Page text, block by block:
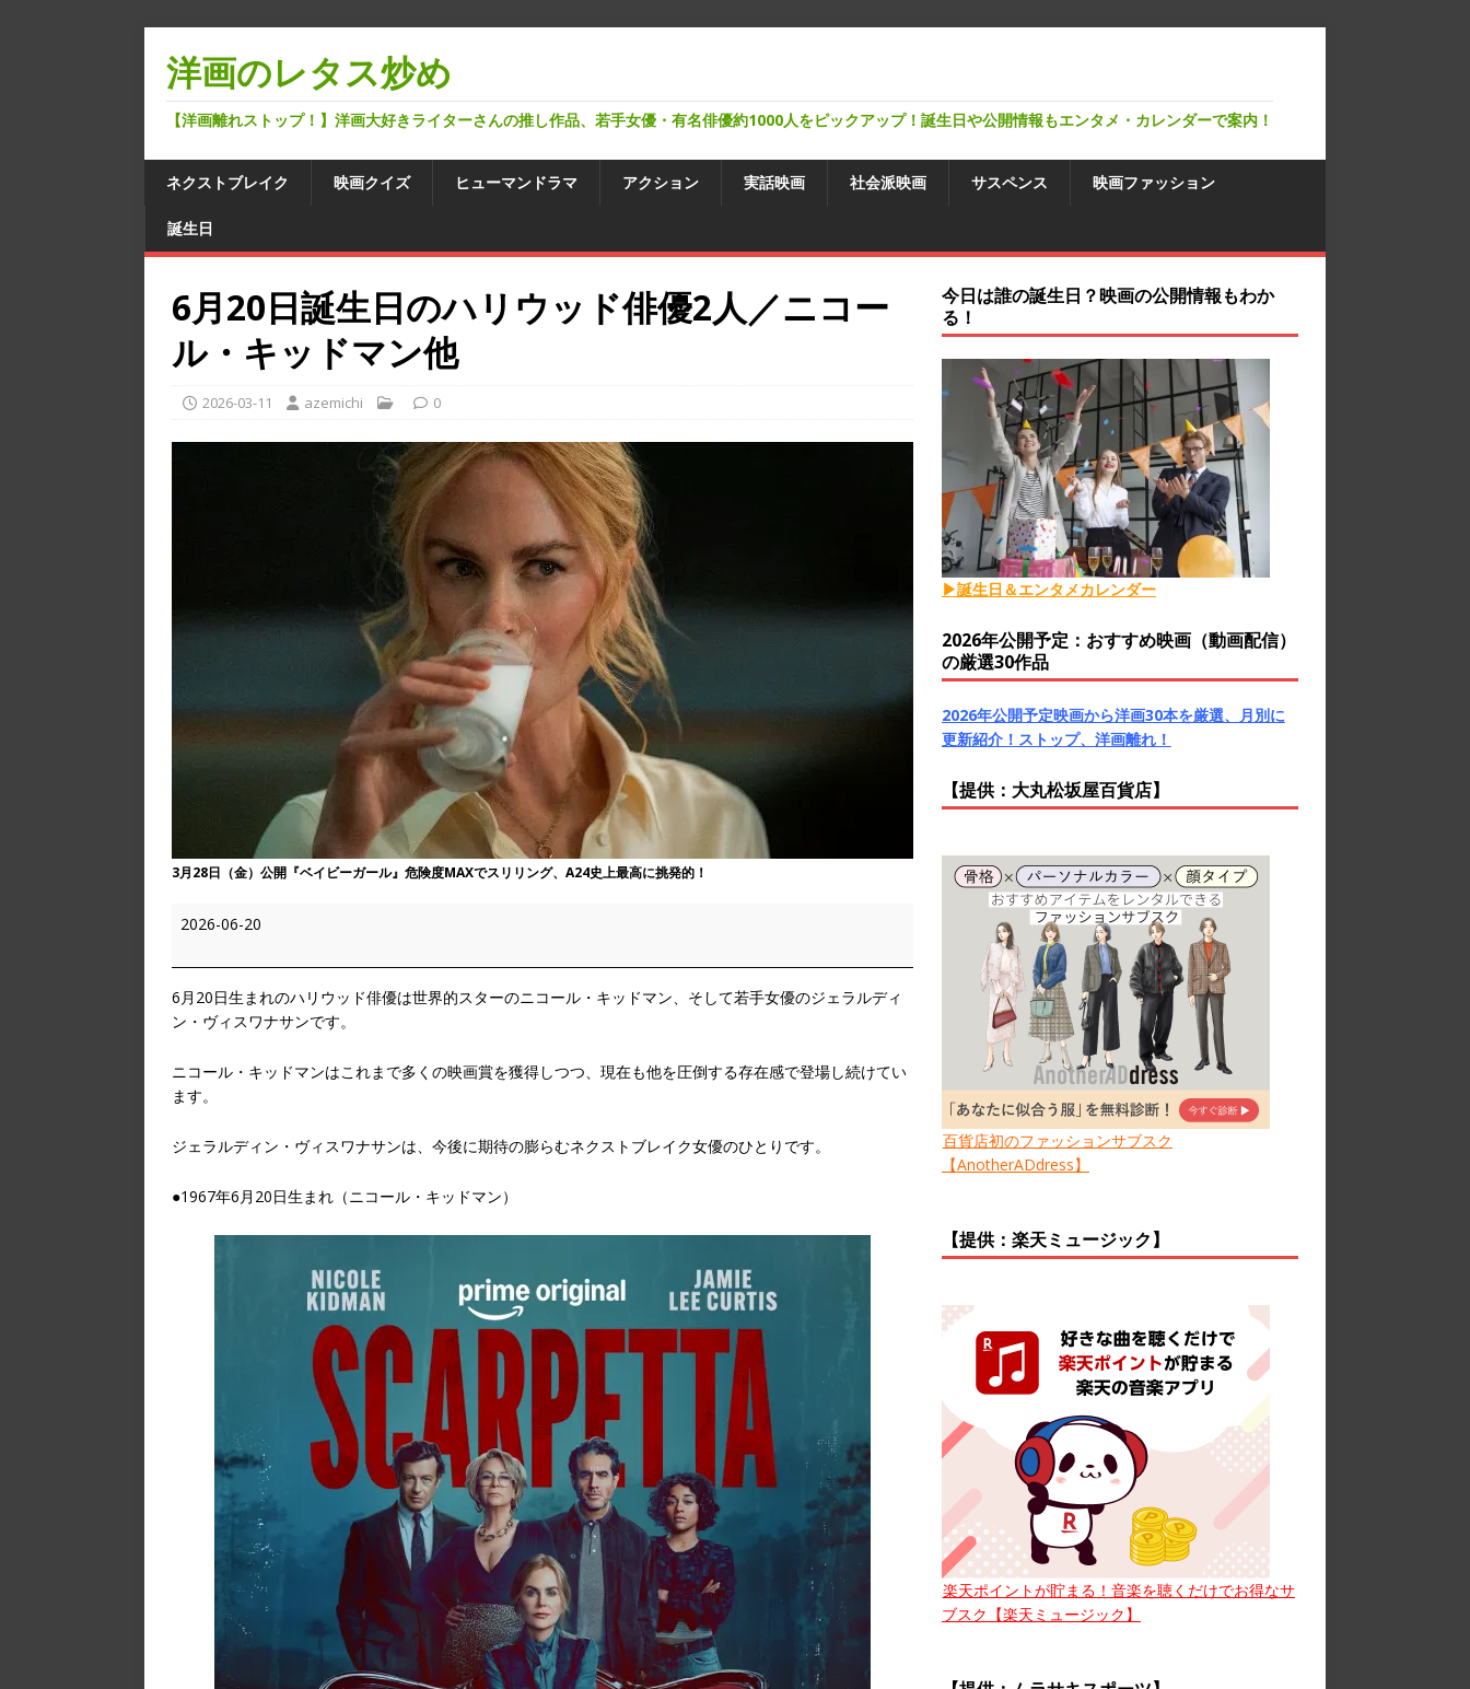
洋画のレタス炒め
【洋画離れストップ！】洋画大好きライターさんの推し作品、若手女優・有名俳優約1000人をピックアップ！誕生日や公開情報もエンタメ・カレンダーで案内！
ネクストブレイク 映画クイズ ヒューマンドラマ アクション 実話映画 社会派映画 サスペンス 映画ファッション
誕生日
6月20日誕生日のハリウッド俳優2人／ニコー
ル・キッドマン他
2026-03-11 azemichi 0
3月28日（金）公開『ベイビーガール』危険度MAXでスリリング、A24史上最高に挑発的！
2026-06-20
6月20日生まれのハリウッド俳優は世界的スターのニコール・キッドマン、そして若手女優のジェラルディ
ン・ヴィスワナサンです。
ニコール・キッドマンはこれまで多くの映画賞を獲得しつつ、現在も他を圧倒する存在感で登場し続けてい
ます。
ジェラルディン・ヴィスワナサンは、今後に期待の膨らむネクストブレイク女優のひとりです。
●1967年6月20日生まれ（ニコール・キッドマン）
今日は誰の誕生日？映画の公開情報もわか
る！
▶誕生日＆エンタメカレンダー
2026年公開予定：おすすめ映画（動画配信）
の厳選30作品
2026年公開予定映画から洋画30本を厳選、月別に
更新紹介！ストップ、洋画離れ！
【提供：大丸松坂屋百貨店】
百貨店初のファッションサブスク
【AnotherADdress】
【提供：楽天ミュージック】
楽天ポイントが貯まる！音楽を聴くだけでお得なサ
ブスク【楽天ミュージック】